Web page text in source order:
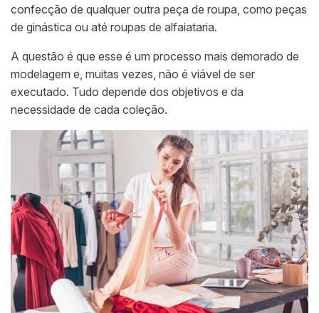
confecção de qualquer outra peça de roupa, como peças
de ginástica ou até roupas de alfaiataria.
A questão é que esse é um processo mais demorado de
modelagem e, muitas vezes, não é viável de ser
executado. Tudo depende dos objetivos e da
necessidade de cada coleção.